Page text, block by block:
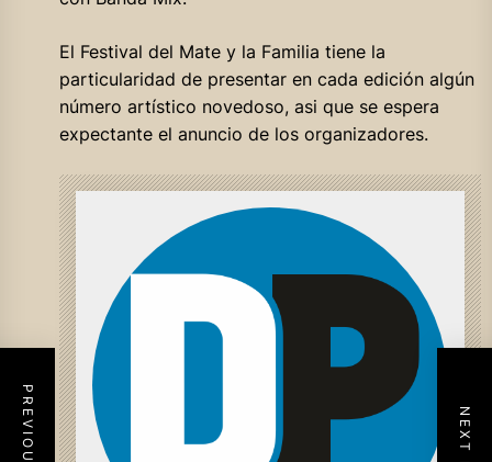
El Festival del Mate y la Familia tiene la
particularidad de presentar en cada edición algún
número artístico novedoso, asi que se espera
expectante el anuncio de los organizadores.